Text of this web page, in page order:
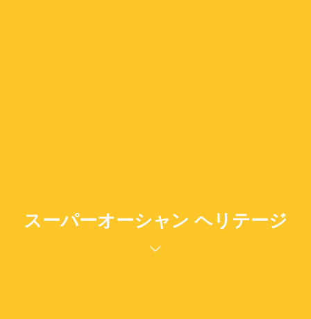
スーパーオーシャン ヘリテージ